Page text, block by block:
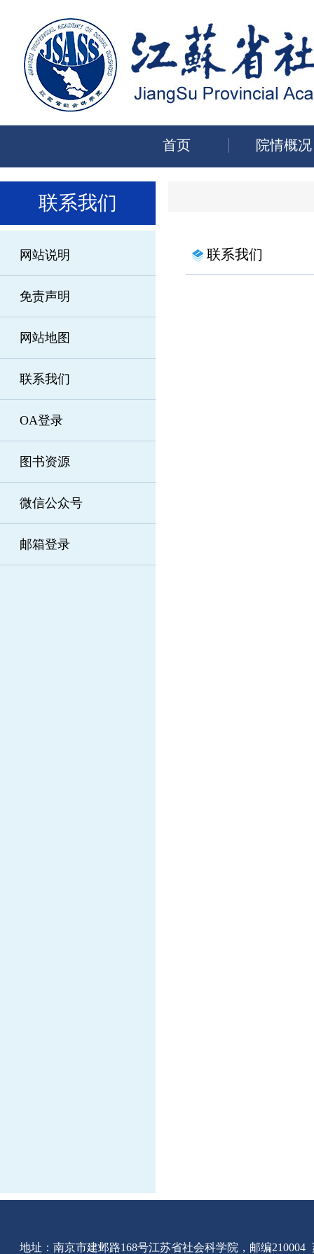
首页 院情概况
联系我们
网站说明
免责声明
网站地图
联系我们
OA登录
图书资源
微信公众号
邮箱登录
联系我们
地址：南京市建邺路168号江苏省社会科学院，邮编210004